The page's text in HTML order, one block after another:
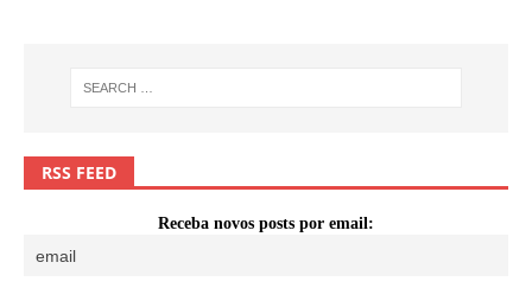
RSS FEED
Receba novos posts por email: